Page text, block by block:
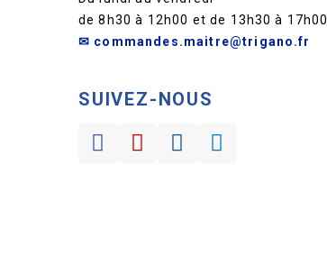
de 8h30 à 12h00 et de 13h30 à 17h00
✉ commandes.maitre@trigano.fr
SUIVEZ-NOUS